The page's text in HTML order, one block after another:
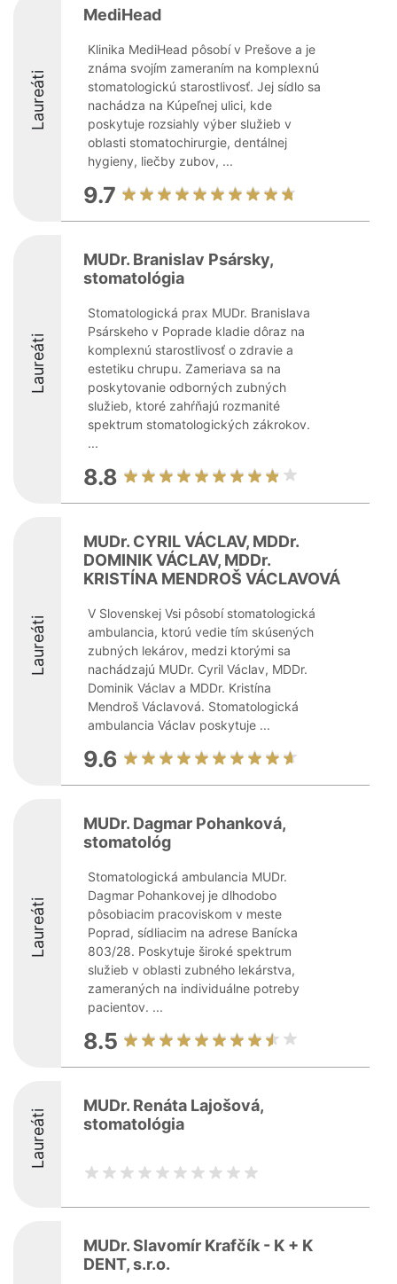
Laureáti
MediHead
Klinika MediHead pôsobí v Prešove a je
známa svojím zameraním na komplexnú
stomatologickú starostlivosť. Jej sídlo sa
nachádza na Kúpeľnej ulici, kde
poskytuje rozsiahly výber služieb v
oblasti stomatochirurgie, dentálnej
hygieny, liečby zubov, ...
9.7
Laureáti
MUDr. Branislav Psársky,
stomatológia
Stomatologická prax MUDr. Branislava
Psárskeho v Poprade kladie dôraz na
komplexnú starostlivosť o zdravie a
estetiku chrupu. Zameriava sa na
poskytovanie odborných zubných
služieb, ktoré zahŕňajú rozmanité
spektrum stomatologických zákrokov.
...
8.8
Laureáti
MUDr. CYRIL VÁCLAV, MDDr.
DOMINIK VÁCLAV, MDDr.
KRISTÍNA MENDROŠ VÁCLAVOVÁ
V Slovenskej Vsi pôsobí stomatologická
ambulancia, ktorú vedie tím skúsených
zubných lekárov, medzi ktorými sa
nachádzajú MUDr. Cyril Václav, MDDr.
Dominik Václav a MDDr. Kristína
Mendroš Václavová. Stomatologická
ambulancia Václav poskytuje ...
9.6
Laureáti
MUDr. Dagmar Pohanková,
stomatológ
Stomatologická ambulancia MUDr.
Dagmar Pohankovej je dlhodobo
pôsobiacim pracoviskom v meste
Poprad, sídliacim na adrese Banícka
803/28. Poskytuje široké spektrum
služieb v oblasti zubného lekárstva,
zameraných na individuálne potreby
pacientov. ...
8.5
Laureáti
MUDr. Renáta Lajošová,
stomatológia
MUDr. Slavomír Krafčík - K + K
DENT, s.r.o.